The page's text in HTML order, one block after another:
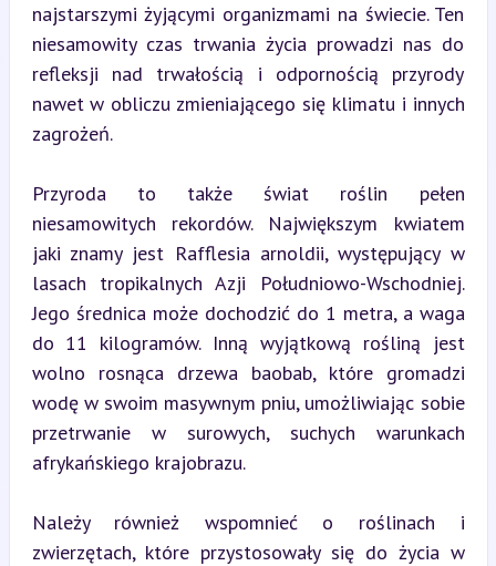
najstarszymi żyjącymi organizmami na świecie. Ten
niesamowity czas trwania życia prowadzi nas do
refleksji nad trwałością i odpornością przyrody
nawet w obliczu zmieniającego się klimatu i innych
zagrożeń.
Przyroda to także świat roślin pełen
niesamowitych rekordów. Największym kwiatem
jaki znamy jest Rafflesia arnoldii, występujący w
lasach tropikalnych Azji Południowo-Wschodniej.
Jego średnica może dochodzić do 1 metra, a waga
do 11 kilogramów. Inną wyjątkową rośliną jest
wolno rosnąca drzewa baobab, które gromadzi
wodę w swoim masywnym pniu, umożliwiając sobie
przetrwanie w surowych, suchych warunkach
afrykańskiego krajobrazu.
Należy również wspomnieć o roślinach i
zwierzętach, które przystosowały się do życia w